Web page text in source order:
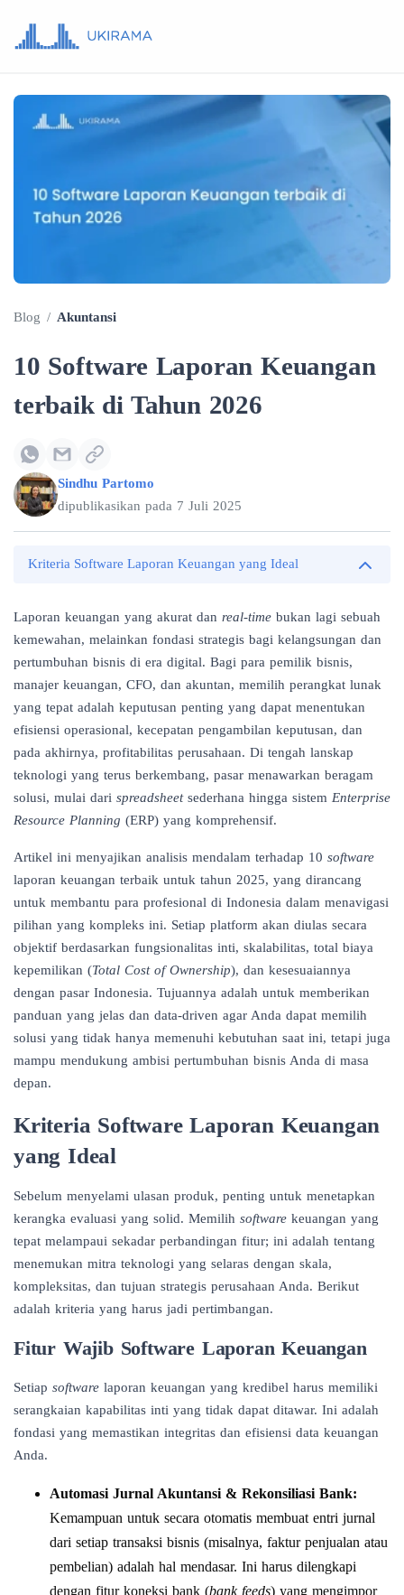
Blog / Akuntansi
10 Software Laporan Keuangan
terbaik di Tahun 2026
Sindhu Partomo
dipublikasikan pada 7 Juli 2025
Kriteria Software Laporan Keuangan yang Ideal
Laporan keuangan yang akurat dan real-time bukan lagi sebuah
kemewahan, melainkan fondasi strategis bagi kelangsungan dan
pertumbuhan bisnis di era digital. Bagi para pemilik bisnis,
manajer keuangan, CFO, dan akuntan, memilih perangkat lunak
yang tepat adalah keputusan penting yang dapat menentukan
efisiensi operasional, kecepatan pengambilan keputusan, dan
pada akhirnya, profitabilitas perusahaan. Di tengah lanskap
teknologi yang terus berkembang, pasar menawarkan beragam
solusi, mulai dari spreadsheetsederhana hingga sistem Enterprise
Resource Planning (ERP) yang komprehensif.
Artikel ini menyajikan analisis mendalam terhadap 10 software
laporan keuangan terbaik untuk tahun 2025, yang dirancang
untuk membantu para profesional di Indonesia dalam menavigasi
pilihan yang kompleks ini. Setiap platform akan diulas secara
objektif berdasarkan fungsionalitas inti, skalabilitas, total biaya
kepemilikan (Total Cost of Ownership), dan kesesuaiannya
dengan pasar Indonesia. Tujuannya adalah untuk memberikan
panduan yang jelas dan data-driven agar Anda dapat memilih
solusi yang tidak hanya memenuhi kebutuhan saat ini, tetapi juga
mampu mendukung ambisi pertumbuhan bisnis Anda di masa
depan.
Kriteria Software Laporan Keuangan
yang Ideal
Sebelum menyelami ulasan produk, penting untuk menetapkan
kerangka evaluasi yang solid. Memilih software keuangan yang
tepat melampaui sekadar perbandingan fitur; ini adalah tentang
menemukan mitra teknologi yang selaras dengan skala,
kompleksitas, dan tujuan strategis perusahaan Anda. Berikut
adalah kriteria yang harus jadi pertimbangan.
Fitur Wajib Software Laporan Keuangan
Setiap software laporan keuangan yang kredibel harus memiliki
serangkaian kapabilitas inti yang tidak dapat ditawar. Ini adalah
fondasi yang memastikan integritas dan efisiensi data keuangan
Anda.
Automasi Jurnal Akuntansi & Rekonsiliasi Bank:
Kemampuan untuk secara otomatis membuat entri jurnal
dari setiap transaksi bisnis (misalnya, faktur penjualan atau
pembelian) adalah hal mendasar. Ini harus dilengkapi
dengan fitur koneksi bank (bank feeds) yang mengimpor